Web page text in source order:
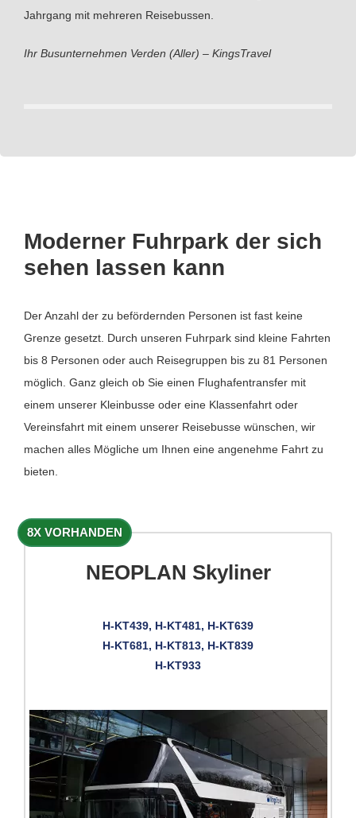
Jahrgang mit mehreren Reisebussen.
Ihr Busunternehmen Verden (Aller) – KingsTravel
Moderner Fuhrpark der sich
sehen lassen kann
Der Anzahl der zu befördernden Personen ist fast keine
Grenze gesetzt. Durch unseren Fuhrpark sind kleine Fahrten
bis 8 Personen oder auch Reisegruppen bis zu 81 Personen
möglich. Ganz gleich ob Sie einen Flughafentransfer mit
einem unserer Kleinbusse oder eine Klassenfahrt oder
Vereinsfahrt mit einem unserer Reisebusse wünschen, wir
machen alles Mögliche um Ihnen eine angenehme Fahrt zu
bieten.
8X VORHANDEN
NEOPLAN Skyliner
H-KT439, H-KT481, H-KT639
H-KT681, H-KT813, H-KT839
H-KT933